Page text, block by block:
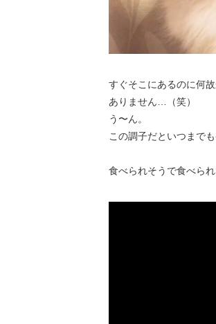
すぐそこにあるのに何
ありません…（笑）
う〜ん。
この調子だといつまで
食べられそうで食べら